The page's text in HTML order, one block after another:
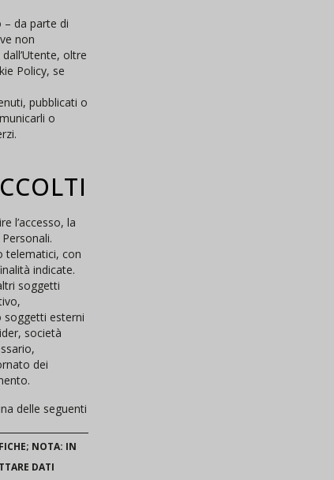
– da parte di
non
oltre
Policy, se
pubblicati o
o
l’accesso, la
telematici, con
indicate.
soggetti
soggetti esterni
società
dei
delle seguenti
NOTA: IN
DATI